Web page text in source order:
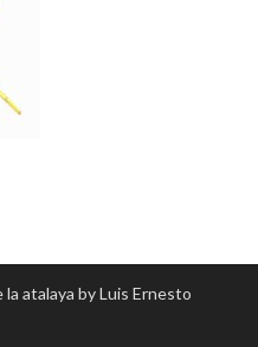
atalaya by Luis Ernesto